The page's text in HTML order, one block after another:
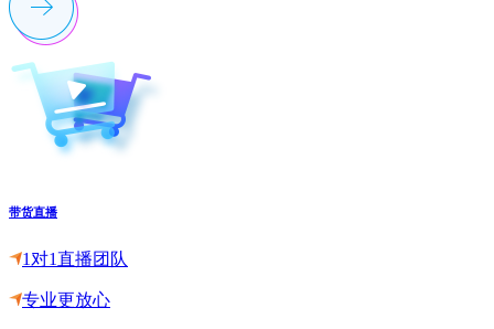
带货直播
1对1直播团队
专业更放心